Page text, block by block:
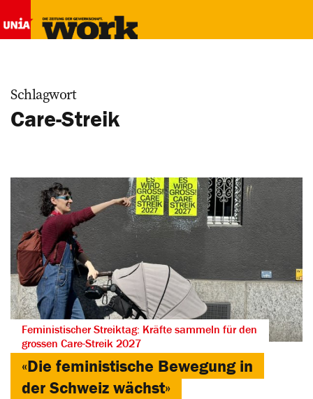
Schlagwort
Care-Streik
Feministischer Streiktag: Kräfte sammeln für den
grossen Care-Streik 2027
«Die feministische Bewegung in
der Schweiz wächst»